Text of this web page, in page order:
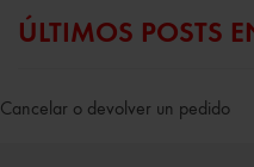
ÚLTIMOS POSTS
Cancelar o devolver un pedido